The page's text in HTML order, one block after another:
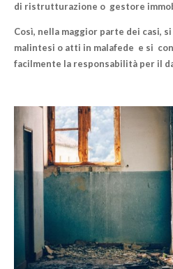
di ristrutturazione o gestore
Così, nella maggior parte dei casi,
malintesi o atti in malafede e si
facilmente la responsabilità per il